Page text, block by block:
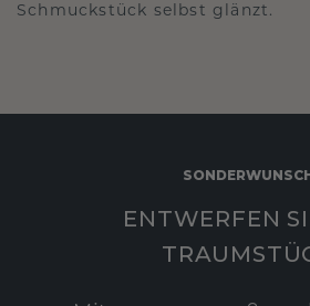
Schmuckstück selbst glänzt.
ENTWERFEN